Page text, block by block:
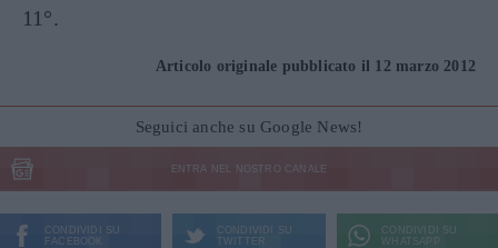
11°.
Articolo originale pubblicato il 12 marzo 2012
Seguici anche su Google News!
ENTRA NEL NOSTRO CANALE
CONDIVIDI SU
FACEBOOK
CONDIVIDI SU
TWITTER
CONDIVIDI SU
WHATSAPP